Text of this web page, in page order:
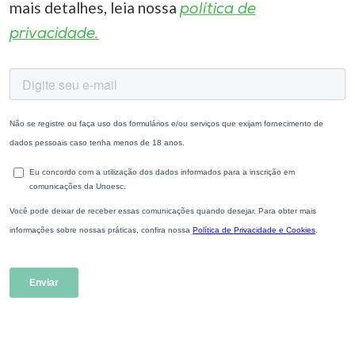
mais detalhes, leia nossa política de
privacidade.